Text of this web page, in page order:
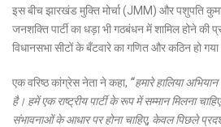
इस बीच झारखंड मुक्ति मोर्चा (JMM) और पशुपति
जनशक्ति पार्टी का धड़ा भी गठबंधन में शामिल होने की
विधानसभा सीटों के बँटवारे का गणित और कठिन हो गया
एक वरिष्ठ कांग्रेस नेता ने कहा, “हमारे हालिया
है। हमें एक राष्ट्रीय पार्टी के रूप में सम्मान मिलना
संभावनाओं के आधार पर होना चाहिए, केवल पिछले